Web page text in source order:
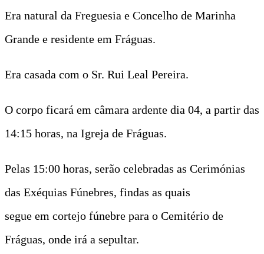
Era natural da Freguesia e Concelho de Marinha
Grande e residente em Fráguas.
Era casada com o Sr. Rui Leal Pereira.
O corpo ficará em câmara ardente dia 04, a partir das
14:15 horas, na Igreja de Fráguas.
Pelas 15:00 horas, serão celebradas as Cerimónias
das Exéquias Fúnebres, findas as quais
segue em cortejo fúnebre para o Cemitério de
Fráguas, onde irá a sepultar.